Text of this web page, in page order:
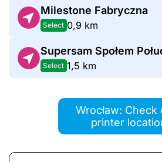
Milestone Fabryczna
Select 0,9 km
Select 1,5 km
Wrocław: Check
printer